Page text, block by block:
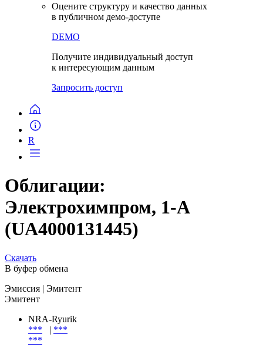
Оцените структуру и качество данных
в публичном демо-доступе
DEMO
Получите индивидуальный доступ
к интересующим данным
Запросить доступ
R
Облигации:
Электрохимпром, 1-A
(UA4000131445)
Скачать
В буфер обмена
Эмиссия | Эмитент
Эмитент
NRA-Ryurik
***
| ***
***